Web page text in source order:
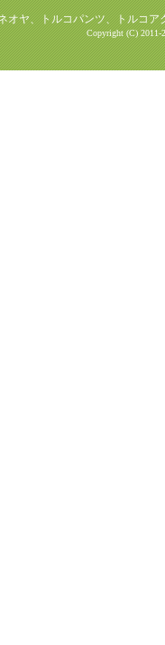
トルコパンツ、トルコアク
Copyright (C) 2011-